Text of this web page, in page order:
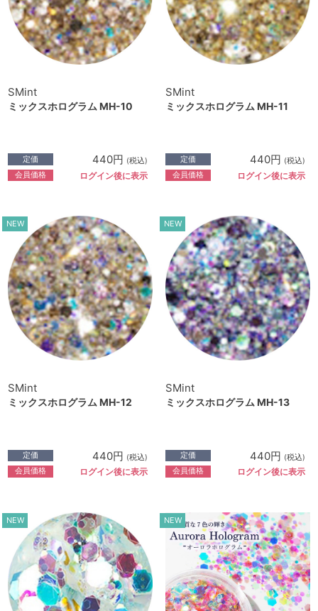
SMint
ミックスホログラム MH-10
定価 440円 (税込)
会員価格 ログイン後に表示
SMint
ミックスホログラム MH-11
定価 440円 (税込)
会員価格 ログイン後に表示
NEW
SMint
ミックスホログラム MH-12
定価 440円 (税込)
会員価格 ログイン後に表示
NEW
SMint
ミックスホログラム MH-13
定価 440円 (税込)
会員価格 ログイン後に表示
NEW NEW